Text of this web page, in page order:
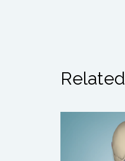
Related